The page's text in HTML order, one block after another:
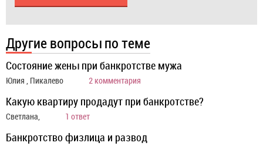
Другие вопросы по теме
Состояние жены при банкротстве мужа
Юлия , Пикалево 2 комментария
Какую квартиру продадут при банкротстве?
Светлана, 1 ответ
Банкротство физлица и развод